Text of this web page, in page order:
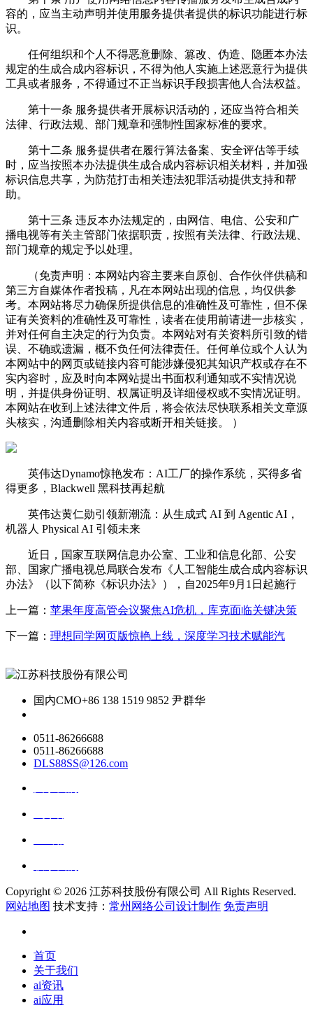
容的，应当主动声明并使用服务提供者提供的标识功能进行标
识。
任何组织和个人不得恶意删除、篡改、伪造、隐匿本办法
规定的生成合成内容标识，不得为他人实施上述恶意行为提供
工具或者服务，不得通过不正当标识手段损害他人合法权益。
第十一条 服务提供者开展标识活动的，还应当符合相关
法律、行政法规、部门规章和强制性国家标准的要求。
第十二条 服务提供者在履行算法备案、安全评估等手续
时，应当按照本办法提供生成合成内容标识相关材料，并加强
标识信息共享，为防范打击相关违法犯罪活动提供支持和帮
助。
第十三条 违反本办法规定的，由网信、电信、公安和广
播电视等有关主管部门依据职责，按照有关法律、行政法规、
部门规章的规定予以处理。
（免责声明：本网站内容主要来自原创、合作伙伴供稿和
第三方自媒体作者投稿，凡在本网站出现的信息，均仅供参
考。本网站将尽力确保所提供信息的准确性及可靠性，但不保
证有关资料的准确性及可靠性，读者在使用前请进一步核实，
并对任何自主决定的行为负责。本网站对有关资料所引致的错
误、不确或遗漏，概不负任何法律责任。任何单位或个人认为
本网站中的网页或链接内容可能涉嫌侵犯其知识产权或存在不
实内容时，应及时向本网站提出书面权利通知或不实情况说
明，并提供身份证明、权属证明及详细侵权或不实情况证明。
本网站在收到上述法律文件后，将会依法尽快联系相关文章源
头核实，沟通删除相关内容或断开相关链接。 ）
英伟达Dynamo惊艳发布：AI工厂的操作系统，买得多省
得更多，Blackwell 黑科技再起航
英伟达黄仁勋引领新潮流：从生成式 AI 到 Agentic AI，
机器人 Physical AI 引领未来
近日，国家互联网信息办公室、工业和信息化部、公安
部、国家广播电视总局联合发布《人工智能生成合成内容标识
办法》（以下简称《标识办法》），自2025年9月1日起施行
上一篇： 苹果年度高管会议聚焦AI危机，库克面临关键决策
下一篇： 理想同学网页版惊艳上线，深度学习技术赋能汽
国内CMO+86 138 1519 9852 尹群华
0511-86266688
0511-86266688
DLS88SS@126.com
Copyright © 2026 江苏科技股份有限公司 All Rights Reserved.
网站地图 技术支持： 常州网络公司设计制作 免责声明
首页
关于我们
ai资讯
ai应用